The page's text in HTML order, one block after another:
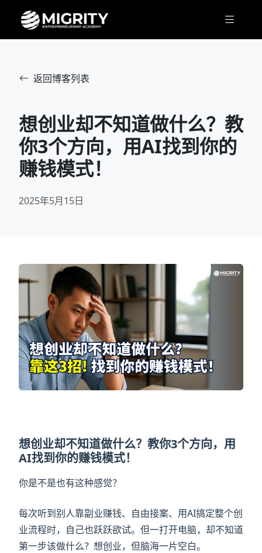
返回博客列表
想创业却不知道做什么？教
你3个方向，用AI找到你的
赚钱模式！
2025年5月15日
想创业却不知道做什么？教你3个方向，用
AI找到你的赚钱模式！
你是不是也有这种感觉？
每次听到别人靠副业赚钱、自由接案、用AI搞定整个创
业流程时，自己也跃跃欲试。但一打开电脑，却不知道
第一步该做什么？想创业，但脑海一片空白。